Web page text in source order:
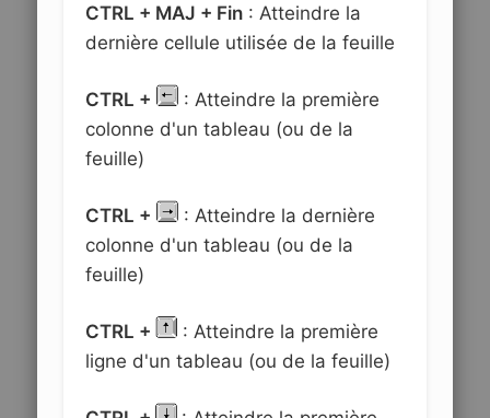
CTRL + MAJ + Fin : Atteindre la
dernière cellule utilisée de la feuille
CTRL +
: Atteindre la première
colonne d'un tableau (ou de la
feuille)
CTRL +
: Atteindre la dernière
colonne d'un tableau (ou de la
feuille)
CTRL +
: Atteindre la première
ligne d'un tableau (ou de la feuille)